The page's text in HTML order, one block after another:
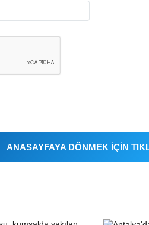
ANASAYFAYA DÖNMEK İÇİN